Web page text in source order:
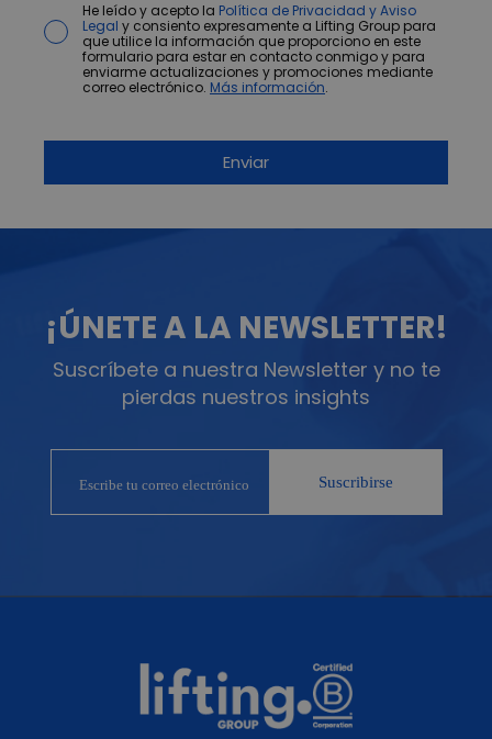
He leído y acepto la Política de Privacidad y Aviso
Legal y consiento expresamente a Lifting Group para
que utilice la información que proporciono en este
formulario para estar en contacto conmigo y para
enviarme actualizaciones y promociones mediante
correo electrónico. Más información.
¡ÚNETE A LA NEWSLETTER!
Suscríbete a nuestra Newsletter y no te
pierdas nuestros insights